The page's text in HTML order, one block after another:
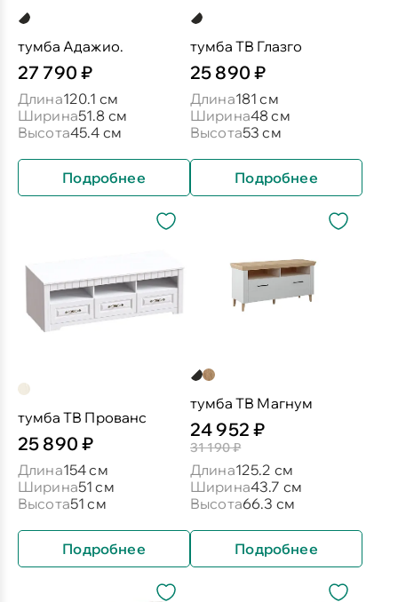
тумба Адажио.
27 790 ₽
Длина120.1 см
Ширина51.8 см
Высота45.4 см
Подробнее
тумба ТВ Глазго
25 890 ₽
Длина181 см
Ширина48 см
Высота53 см
Подробнее
тумба ТВ Прованс
25 890 ₽
Длина154 см
Ширина51 см
Высота51 см
Подробнее
тумба ТВ Магнум
24 952 ₽
31 190 ₽
Длина125.2 см
Ширина43.7 см
Высота66.3 см
Подробнее